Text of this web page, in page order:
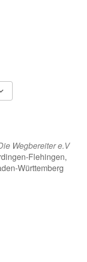
Wegbereiter e.V
Flehingen,
Württemberg